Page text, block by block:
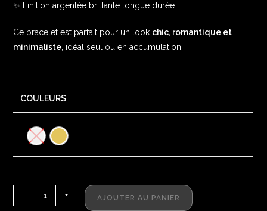
✨ Finition argentée brillante longue durée
Ce bracelet est parfait pour un look chic, romantique et
minimaliste , idéal seul ou en accumulation.
COULEURS
- + AJOUTER AU PANIER